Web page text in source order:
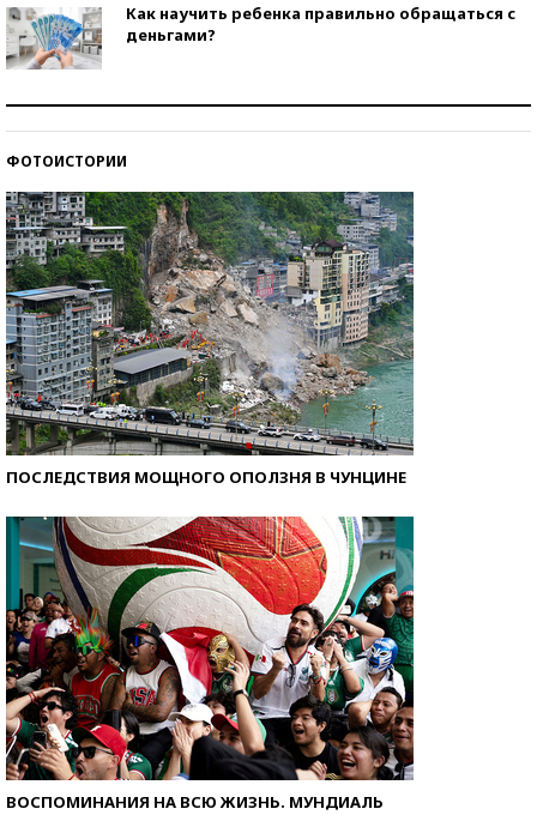
Как научить ребенка правильно обращаться с
деньгами?
ФОТОИСТОРИИ
ПОСЛЕДСТВИЯ МОЩНОГО ОПОЛЗНЯ В ЧУНЦИНЕ
ВОСПОМИНАНИЯ НА ВСЮ ЖИЗНЬ. МУНДИАЛЬ